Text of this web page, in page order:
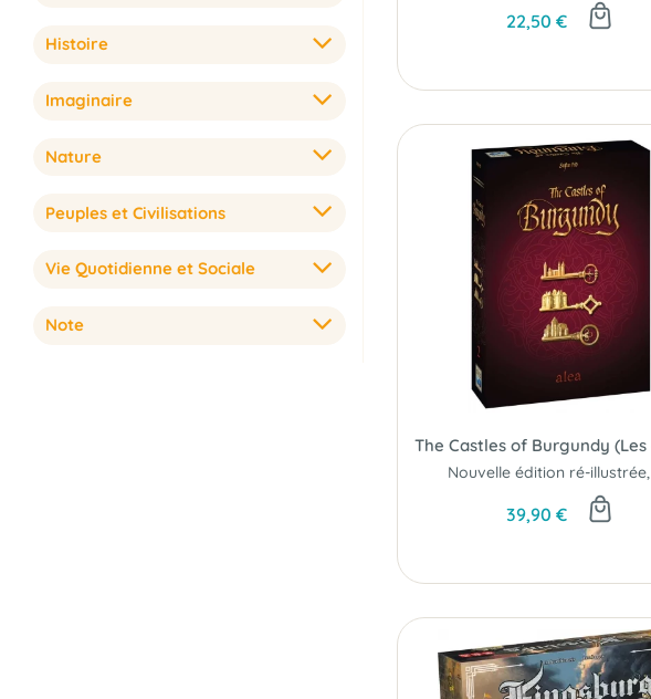
Histoire
Imaginaire
Nature
Peuples et Civilisations
Vie Quotidienne et Sociale
Note
22,50 €
39,90 €